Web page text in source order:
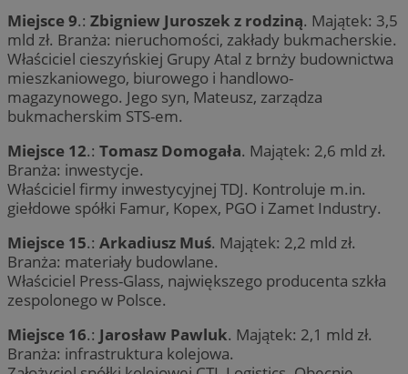
Miejsce 9.: Zbigniew Juroszek z rodziną. Majątek: 3,5
mld zł. Branża: nieruchomości, zakłady bukmacherskie.
Właściciel cieszyńskiej Grupy Atal z brnży budownictwa
mieszkaniowego, biurowego i handlowo-
magazynowego. Jego syn, Mateusz, zarządza
bukmacherskim STS-em.
Miejsce 12.: Tomasz Domogała. Majątek: 2,6 mld zł.
Branża: inwestycje.
Właściciel firmy inwestycyjnej TDJ. Kontroluje m.in.
giełdowe spółki Famur, Kopex, PGO i Zamet Industry.
Miejsce 15.: Arkadiusz Muś. Majątek: 2,2 mld zł.
Branża: materiały budowlane.
Właściciel Press-Glass, największego producenta szkła
zespolonego w Polsce.
Miejsce 16.: Jarosław Pawluk. Majątek: 2,1 mld zł.
Branża: infrastruktura kolejowa.